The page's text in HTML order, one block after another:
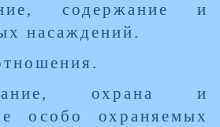
содержание и
насаждений.
охрана и
особо охраняемых